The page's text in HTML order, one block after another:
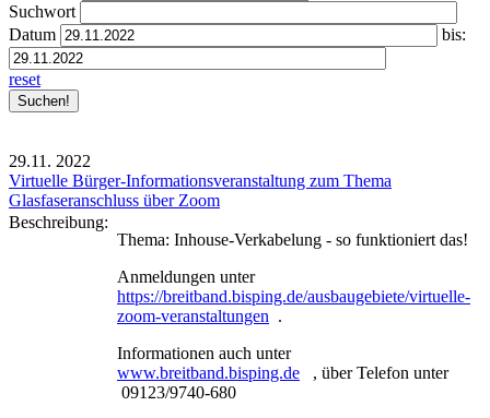
Suchwort
Datum
bis:
reset
29.11. 2022
Virtuelle Bürger-Informationsveranstaltung zum Thema
Glasfaseranschluss über Zoom
Beschreibung:
Thema: Inhouse-Verkabelung - so funktioniert das!
Anmeldungen unter
https://breitband.bisping.de/ausbaugebiete/virtuelle-
zoom-veranstaltungen .
Informationen auch unter
www.breitband.bisping.de , über Telefon unter
09123/9740-680